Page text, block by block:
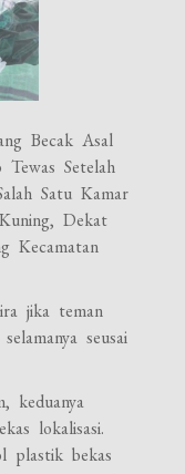
Becak Asal
Setelah
Satu Kamar
Dekat
Kecamatan
jika teman
seusai
keduanya
lokalisasi.
plastik bekas